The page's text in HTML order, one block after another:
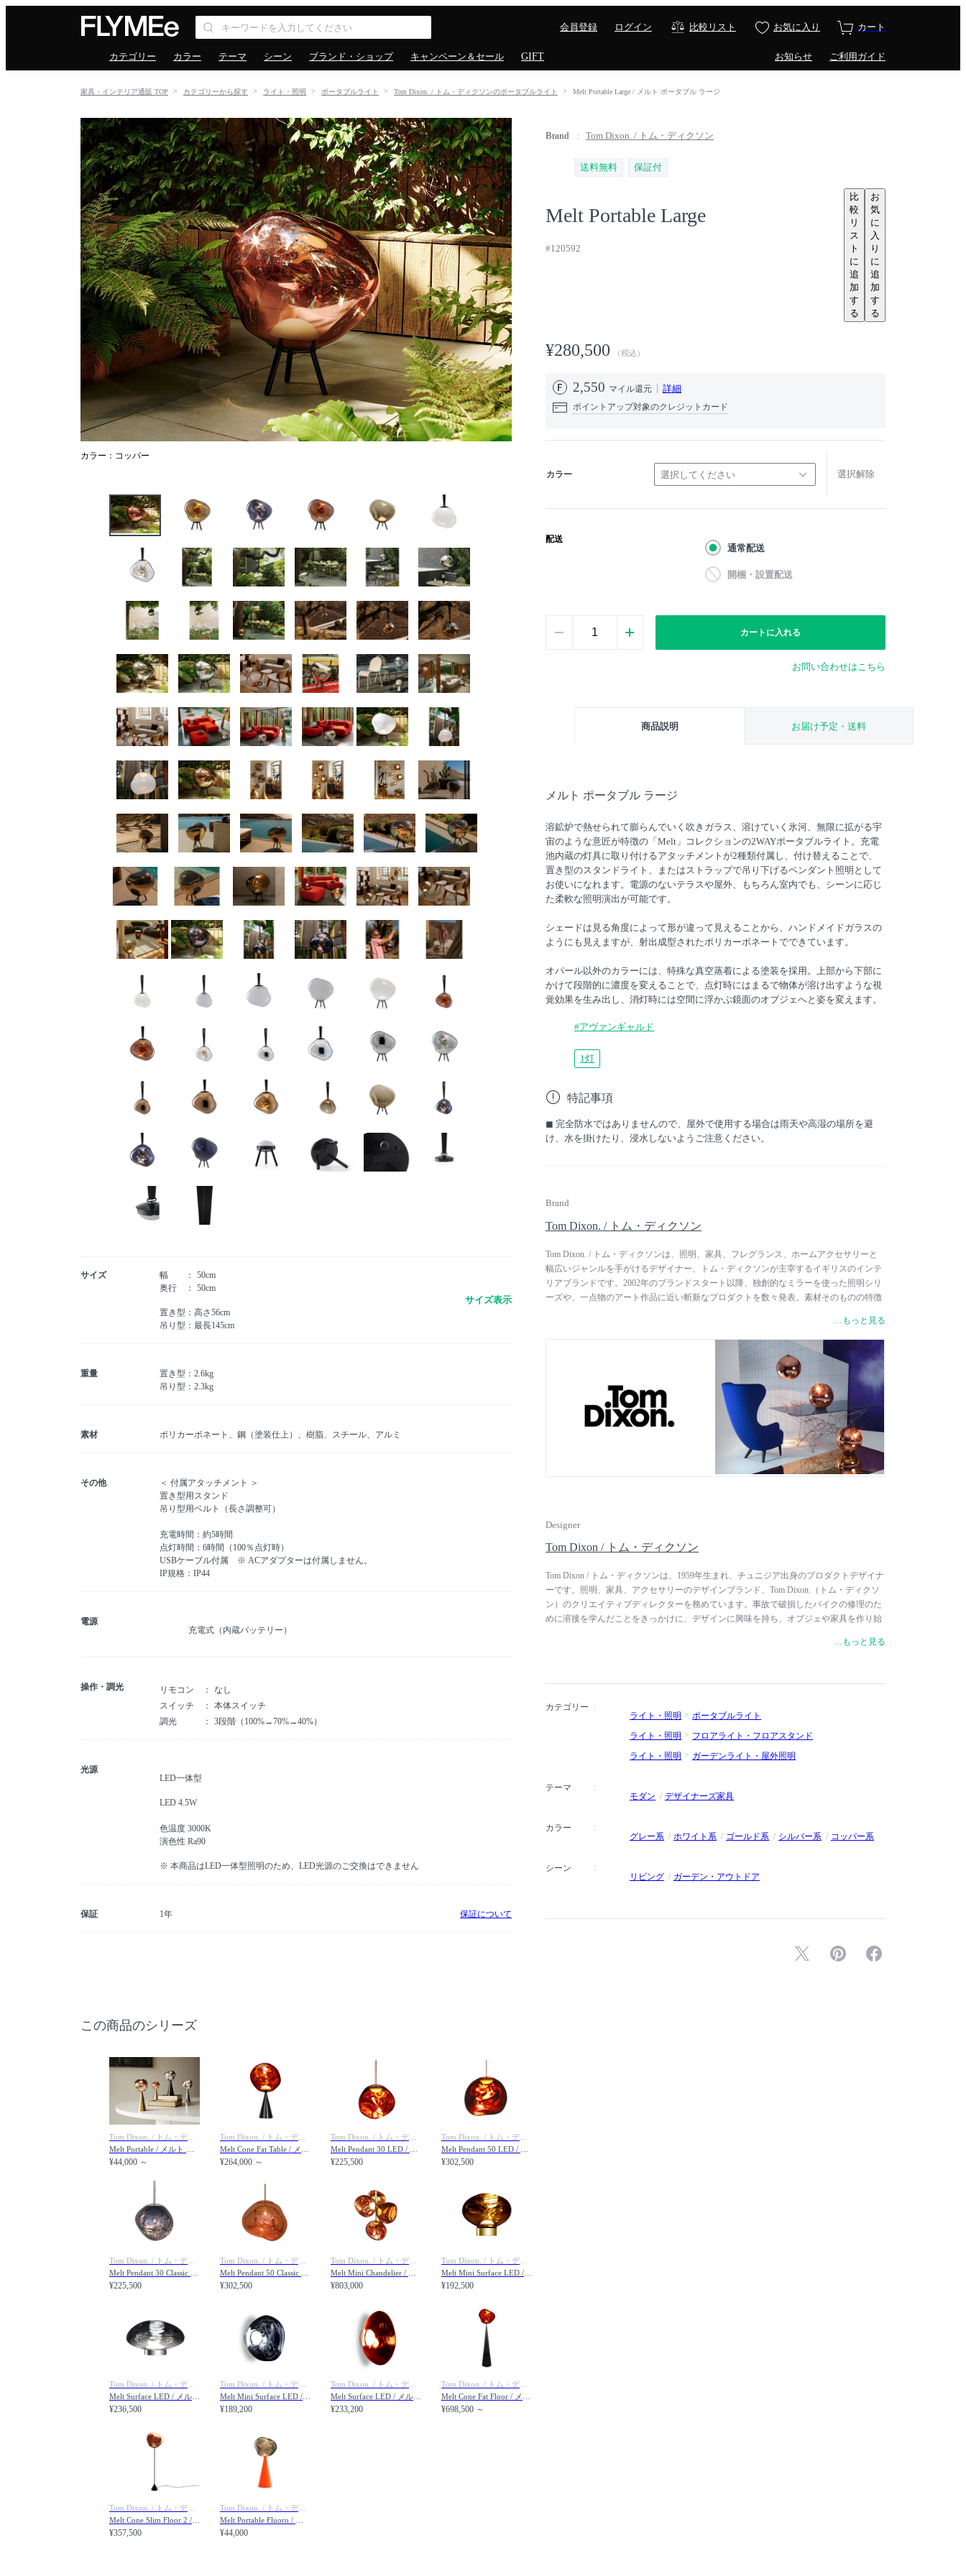
会員登録 ログイン 比較リスト お気に入り カート
カテゴリー カラー テーマ シーン ブランド・ショップ キャンペーン＆セール GIFT お知らせ ご利用ガイド
家具・インテリア通販 TOP カテゴリーから探す ライト・照明 ポータブルライト Tom Dixon. / トム・ディクソンのポータブルライト Melt Portable Large / メルト ポータブル ラージ
Brand Tom Dixon. / トム・ディクソン
送料無料 保証付
Melt Portable Large
#120592
比
較
リ
ス
ト
に
追
加
す
る
お
気
に
入
り
に
追
加
す
る
¥280,500 （税込）
2,550 マイル還元 詳細
ポイントアップ対象のクレジットカード
カラー 選択してください 選択解除
配送
通常配送
開梱・設置配送
カートに入れる
お問い合わせはこちら
商品説明 お届け予定・送料
メルト ポータブル ラージ
溶鉱炉で熱せられて膨らんでいく吹きガラス、溶けていく氷河、無限に拡がる宇
宙のような意匠が特徴の「Melt」コレクションの2WAYポータブルライト。充電
池内蔵の灯具に取り付けるアタッチメントが2種類付属し、付け替えることで、
置き型のスタンドライト、またはストラップで吊り下げるペンダント照明として
お使いになれます。電源のないテラスや屋外、もちろん室内でも、シーンに応じ
た柔軟な照明演出が可能です。
シェードは見る角度によって形が違って見えることから、ハンドメイドガラスの
ようにも見えますが、射出成型されたポリカーボネートでできています。
オパール以外のカラーには、特殊な真空蒸着による塗装を採用。上部から下部に
かけて段階的に濃度を変えることで、点灯時にはまるで物体が溶け出すような視
覚効果を生み出し、消灯時には空間に浮かぶ鏡面のオブジェへと姿を変えます。
#アヴァンギャルド
1灯
特記事項
◼︎ 完全防水ではありませんので、屋外で使用する場合は雨天や高湿の場所を避
け、水を掛けたり、浸水しないようご注意ください。
Brand
Tom Dixon. / トム・ディクソン
Tom Dixon. / トム・ディクソンは、照明、家具、フレグランス、ホームアクセサリーと
幅広いジャンルを手がけるデザイナー、トム・ディクソンが主宰するイギリスのインテ
リアブランドです。2002年のブランドスタート以降、独創的なミラーを使った照明シリ
ーズや、一点物のアート作品に近い斬新なプロダクトを数々発表。素材そのものの特徴
つ工業的なアプローチを体現するものであり、その表現方法は一見英国的な側面を持ち
ながらも、奇抜でユニークな部分を兼ね備えています。代表作の一つである「Sチェ
ア」は、MoMA（ニューヨーク近代美術館）のパーマネントコレクションに選ばれるな
…もっと見る
Designer
Tom Dixon / トム・ディクソン
Tom Dixon / トム・ディクソンは、1959年生まれ、チュニジア出身のプロダクトデザイナ
ーです。照明、家具、アクセサリーのデザインブランド、Tom Dixon.（トム・ディクソ
ン）のクリエイティブディレクターを務めています。事故で破損したバイクの修理のた
めに溶接を学んだことをきっかけに、デザインに興味を持ち、オブジェや家具を作り始
ックなチェア「S-Chair（Sチェア）」を発表。イギリスのインテリアショップの
ンドンのヴィクトリア&アルバート博物館の永久収蔵品となっています。2000年には大
英帝国勲章を受賞しました。彼が主宰するデザイン設計グループ、Design Research
Studio（デザイン・リサーチ・スタジオ）では、ホスピタリティ空間、商業空間、オフ
…もっと見る
カテゴリー
ライト・照明
ポータブルライト
ライト・照明
フロアライト・フロアスタンド
ライト・照明
ガーデンライト・屋外照明
テーマ
モダン
デザイナーズ家具
カラー
グレー系
ホワイト系 ゴールド系 シルバー系 コッパー系
シーン
リビング
ガーデン・アウトドア
カラー：コッパー
サイズ 幅
50cm
奥行
50cm
置き型：高さ56cm
吊り型：最長145cm
サイズ表示
重量
置き型：2.6kg
吊り型：2.3kg
素材 ポリカーボネート、鋼（塗装仕上）、樹脂、スチール、アルミ
その他
＜ 付属アタッチメント ＞
置き型用スタンド
吊り型用ベルト（長さ調整可）
充電時間：約5時間
点灯時間：6時間（100％点灯時）
USBケーブル付属 ※ ACアダプターは付属しません。
IP規格：IP44
電源
充電式（内蔵バッテリー）
操作・調光 リモコン
なし
スイッチ
本体スイッチ
調光
3段階（100%→70%→40%）
光源
LED一体型
LED 4.5W
色温度 3000K
演色性 Ra90
※ 本商品はLED一体型照明のため、LED光源のご交換はできません
保証 1年 保証について
この商品のシリーズ
¥44,000 ～ ¥264,000 ～ ¥225,500 ¥302,500
¥225,500 ¥302,500 ¥803,000 ¥192,500
¥236,500 ¥189,200 ¥233,200 ¥698,500 ～
¥357,500 ¥44,000